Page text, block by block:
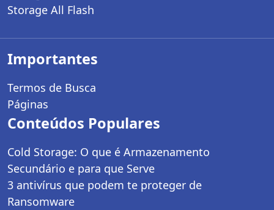
Storage All Flash
Importantes
Termos de Busca
Páginas
Conteúdos Populares
Cold Storage: O que é Armazenamento
Secundário e para que Serve
3 antivírus que podem te proteger de
Ransomware